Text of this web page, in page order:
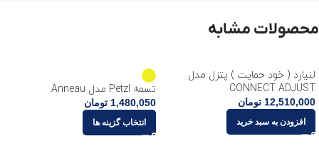
محصولات مشابه
لنیارد ( خود حمایت ) پتزل مدل
CONNECT ADJUST
12,510,000 تومان
افزودن به سبد خرید
تسمه Petzl مدل Anneau
1,480,050 تومان
انتخاب گزینه ها